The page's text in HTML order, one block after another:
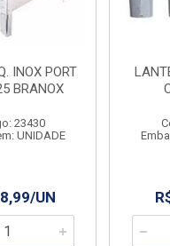
INOX PORT
BRANOX
23430
UNIDADE
UN